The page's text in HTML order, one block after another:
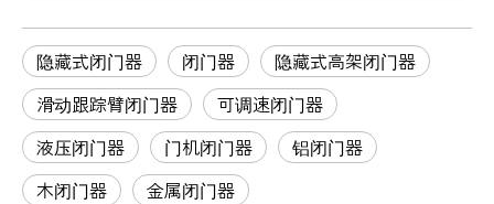
隐藏式闭门器 闭门器
隐藏式高架闭门器
滑动跟踪臂闭门器
可调速闭门器
液压闭门器
门机闭门器
铝闭门器
木闭门器
金属闭门器